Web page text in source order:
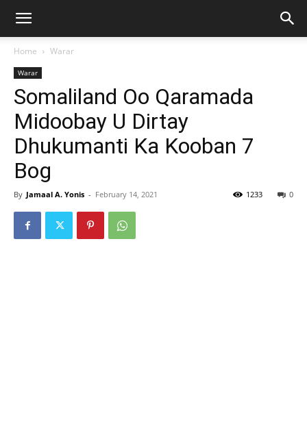
Home Warar
Warar
Somaliland Oo Qaramada
Midoobay U Dirtay
Dhukumanti Ka Kooban 7
Bog
By Jamaal A. Yonis - February 14, 2021 0
1233